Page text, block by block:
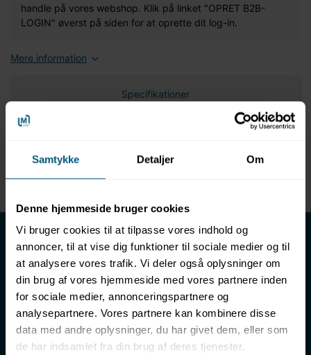
Samtykke Detaljer Om
Denne hjemmeside bruger cookies
Vi bruger cookies til at tilpasse vores indhold og
annoncer, til at vise dig funktioner til sociale medier og til
at analysere vores trafik. Vi deler også oplysninger om
din brug af vores hjemmeside med vores partnere inden
for sociale medier, annonceringspartnere og
analysepartnere. Vores partnere kan kombinere disse
data med andre oplysninger, du har givet dem, eller som
de har indsamlet fra din brug af deres tjenester.
handle på vores webshop. Klik på linket "OPRET B2B-
LOGIN" øverst på siden for at oprette dit log-in.
Mere information
Specifikationer
Enhed
LML SPORT - Alt til vand
LML SPORT er en engrosforhandler af alt til vand. Vores
sortiment omfatter f.eks. badetøj, svømmeudstyr, udstyr til
vandleg og vandsport, vandbehandling og teknik samt inventar
til vådrum, sauna & spa. Vores kunder er bl.a. svømmehaller,
badelande, friluftsbade, campingpladser, feriecentre,
idrætshaller og skoler. Vælg os som din leverandør, fordi vi har
over 50 års erfaring i branchen og tilbyder den højeste